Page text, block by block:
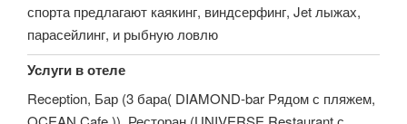
спорта предлагают каякинг, виндсерфинг, Jet лыжах,
парасейлинг, и рыбную ловлю
Услуги в отеле
Reception, Бар (3 бара( DIAMOND-bar Рядом с пляжем,